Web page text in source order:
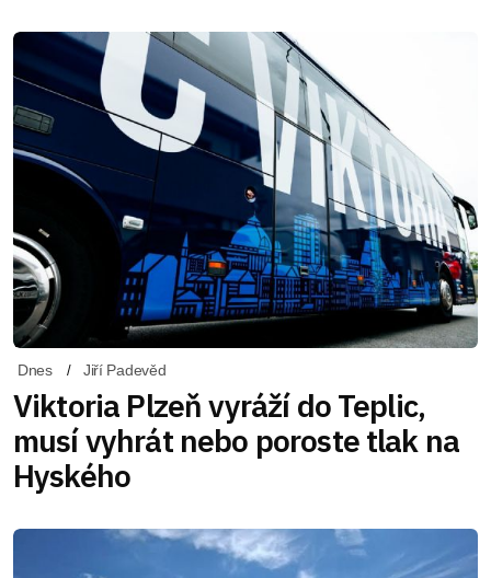
Dnes Jiří Padevěd
Viktoria Plzeň vyráží do Teplic,
musí vyhrát nebo poroste tlak na
Hyského